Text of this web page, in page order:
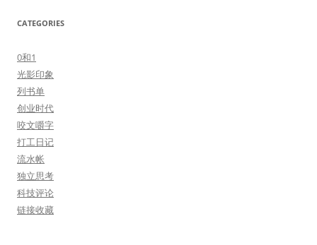
CATEGORIES
0和1
光影印象
列书单
创业时代
咬文嚼字
打工日记
流水帐
独立思考
科技评论
链接收藏